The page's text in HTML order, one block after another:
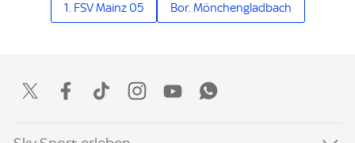
1. FSV Mainz 05 Bor. Mönchengladbach